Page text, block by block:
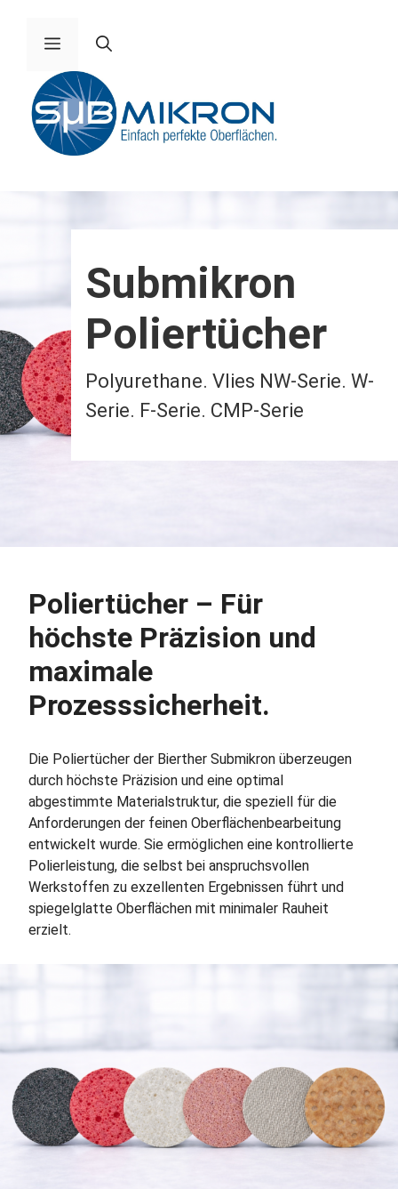
springen Menü
Submikron
Poliertücher
Polyurethane. Vlies NW-Serie. W-
Serie. F-Serie. CMP-Serie
Poliertücher – Für
höchste Präzision und
maximale
Prozesssicherheit.
Die Poliertücher der Bierther Submikron überzeugen
durch höchste Präzision und eine optimal
abgestimmte Materialstruktur, die speziell für die
Anforderungen der feinen Oberflächenbearbeitung
entwickelt wurde. Sie ermöglichen eine kontrollierte
Polierleistung, die selbst bei anspruchsvollen
Werkstoffen zu exzellenten Ergebnissen führt und
spiegelglatte Oberflächen mit minimaler Rauheit
erzielt.